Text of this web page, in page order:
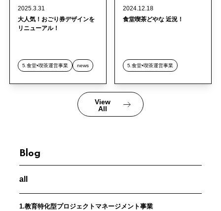
2025.3.31
大人気！おごり券デザインを
リニューアル！
5.食堂•喫茶運営事業 news
2024.12.18
食堂喫茶どやな 近況！
5.食堂•喫茶運営事業
View
All
Blog
all
1.教育特化型プロジェクトマネージメント事業